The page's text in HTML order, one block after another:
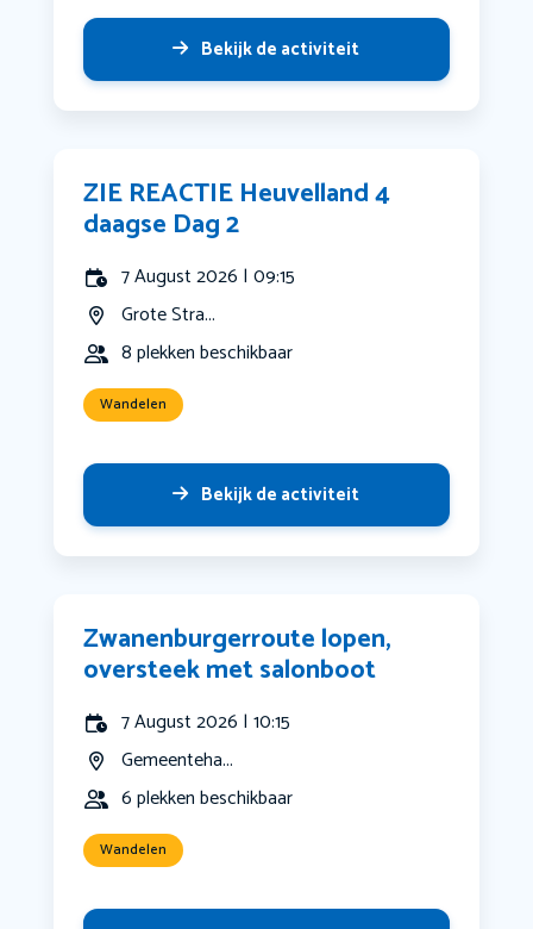
Bekijk de activiteit
ZIE REACTIE Heuvelland 4
daagse Dag 2
7 August 2026 | 09:15
Grote Stra...
8 plekken beschikbaar
Wandelen
Bekijk de activiteit
Zwanenburgerroute lopen,
oversteek met salonboot
7 August 2026 | 10:15
Gemeenteha...
6 plekken beschikbaar
Wandelen